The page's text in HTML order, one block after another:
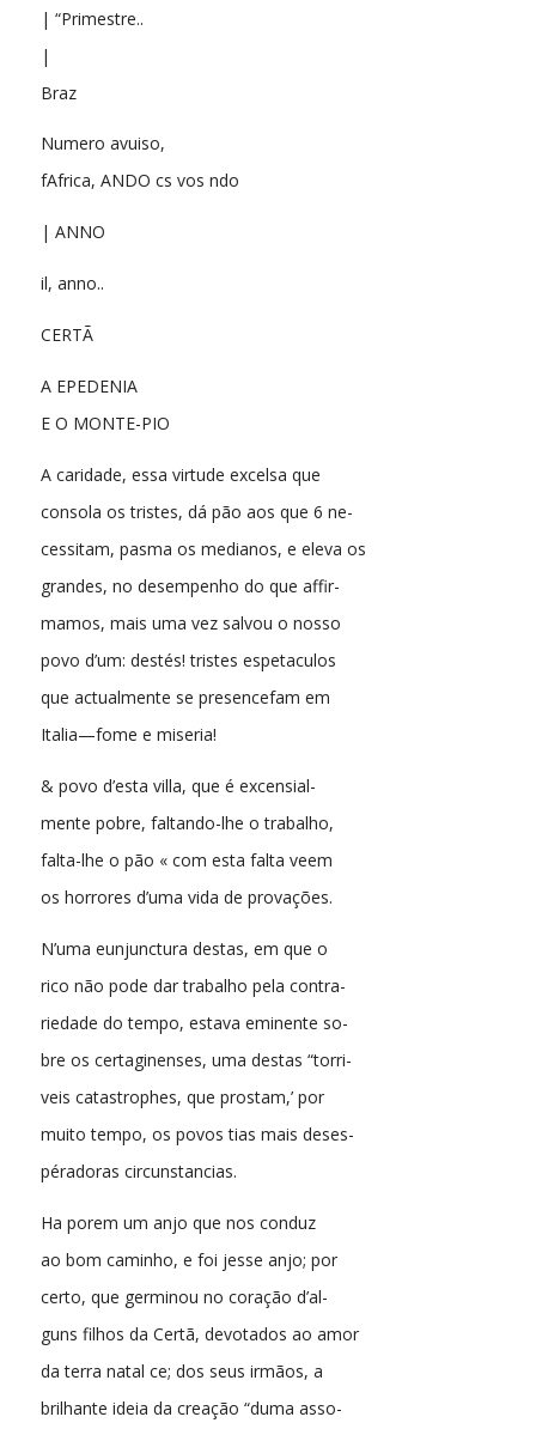
| “Primestre..
|
Braz
Numero avuiso,
fAfrica, ANDO cs vos ndo
| ANNO
il, anno..
CERTÃ
A EPEDENIA
E O MONTE-PIO
A caridade, essa virtude excelsa que
consola os tristes, dá pão aos que 6 ne-
cessitam, pasma os medianos, e eleva os
grandes, no desempenho do que affir-
mamos, mais uma vez salvou o nosso
povo d’um: destés! tristes espetaculos
que actualmente se presencefam em
Italia—fome e miseria!
& povo d’esta villa, que é excensial-
mente pobre, faltando-lhe o trabalho,
falta-lhe o pão « com esta falta veem
os horrores d’uma vida de provações.
N’uma eunjunctura destas, em que o
rico não pode dar trabalho pela contra-
riedade do tempo, estava eminente so-
bre os certaginenses, uma destas “torri-
veis catastrophes, que prostam,’ por
muito tempo, os povos tias mais deses-
péradoras circunstancias.
Ha porem um anjo que nos conduz
ao bom caminho, e foi jesse anjo; por
certo, que germinou no coração d’al-
guns filhos da Certã, devotados ao amor
da terra natal ce; dos seus irmãos, a
brilhante ideia da creação “duma asso-